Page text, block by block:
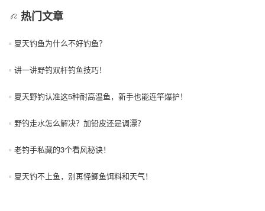
热门文章
夏天钓鱼为什么不好钓鱼？
讲一讲野钓双杆钓鱼技巧！
夏天野钓认准这5种耐高温鱼，新手也能连竿爆护！
野钓走水怎么解决？加铅皮还是调漂？
老钓手私藏的3个看风秘诀！
夏天钓不上鱼，别再怪鲫鱼饵料和天气！